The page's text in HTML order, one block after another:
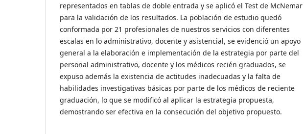
representados en tablas de doble entrada y se aplicó el Test de McNemar
para la validación de los resultados. La población de estudio quedó
conformada por 21 profesionales de nuestros servicios con diferentes
escalas en lo administrativo, docente y asistencial, se evidenció un apoyo
general a la elaboración e implementación de la estrategia por parte del
personal administrativo, docente y los médicos recién graduados, se
expuso además la existencia de actitudes inadecuadas y la falta de
habilidades investigativas básicas por parte de los médicos de reciente
graduación, lo que se modificó al aplicar la estrategia propuesta,
demostrando ser efectiva en la consecución del objetivo propuesto.